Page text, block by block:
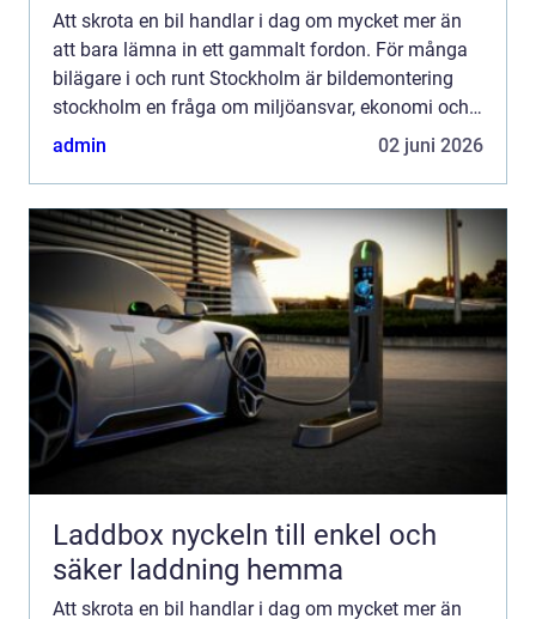
Att skrota en bil handlar i dag om mycket mer än
att bara lämna in ett gammalt fordon. För många
bilägare i och runt Stockholm är bildemontering
stockholm en fråga om miljöansvar, ekonomi och
säker hantering av farligt avfall. Genom att välja
admin 02 juni 2026
Laddbox nyckeln till enkel och
säker laddning hemma
Att skrota en bil handlar i dag om mycket mer än